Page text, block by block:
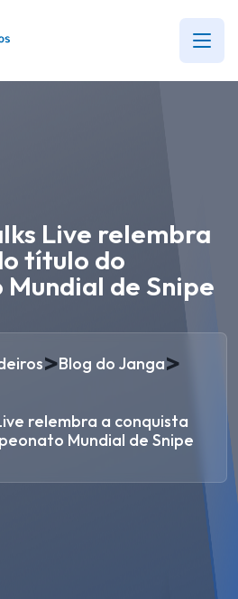
Live relembra
título do
de Snipe
>Blog do Janga>
relembra a conquista
Mundial de Snipe